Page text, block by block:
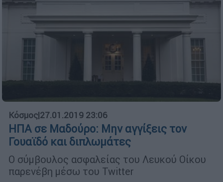
Κόσμος|27.01.2019 23:06
ΗΠΑ σε Μαδούρο: Μην αγγίξεις τον
Γουαϊδό και διπλωμάτες
Ο σύμβουλος ασφαλείας του Λευκού Οίκου
παρενέβη μέσω του Twitter